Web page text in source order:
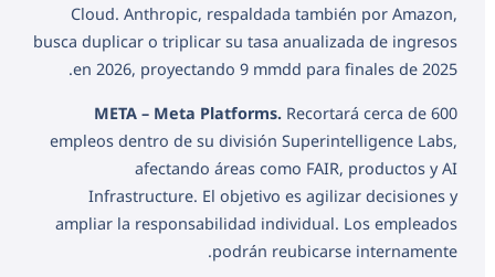
Cloud. Anthropic, respaldada también por Amazon,
busca duplicar o triplicar su tasa anualizada de ingresos
en 2026, proyectando 9 mmdd para finales de 2025.
META – Meta Platforms. Recortará cerca de 600
empleos dentro de su división Superintelligence Labs,
afectando áreas como FAIR, productos y AI
Infrastructure. El objetivo es agilizar decisiones y
ampliar la responsabilidad individual. Los empleados
podrán reubicarse internamente.